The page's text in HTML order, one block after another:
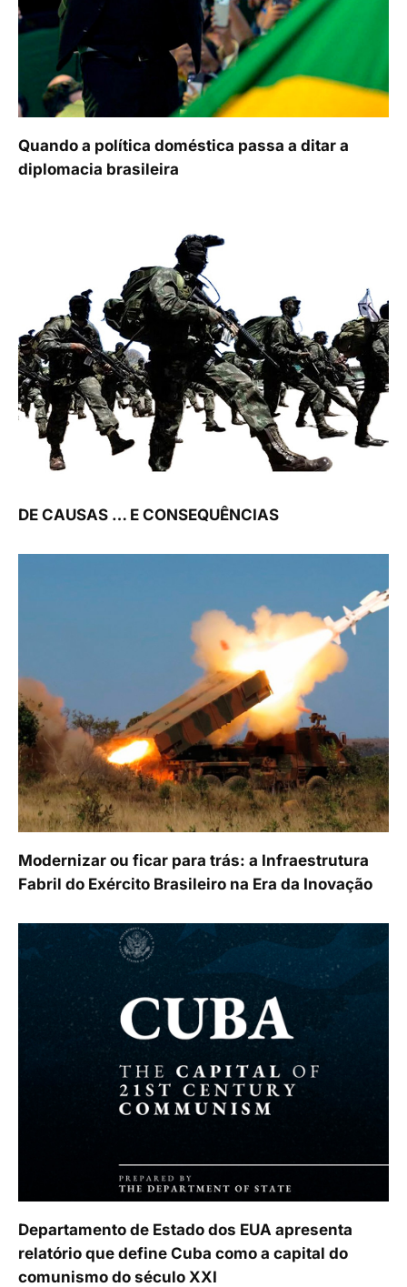
Quando a política doméstica passa a ditar a
diplomacia brasileira
DE CAUSAS … E CONSEQUÊNCIAS
Modernizar ou ficar para trás: a Infraestrutura
Fabril do Exército Brasileiro na Era da Inovação
Departamento de Estado dos EUA apresenta
relatório que define Cuba como a capital do
comunismo do século XXI